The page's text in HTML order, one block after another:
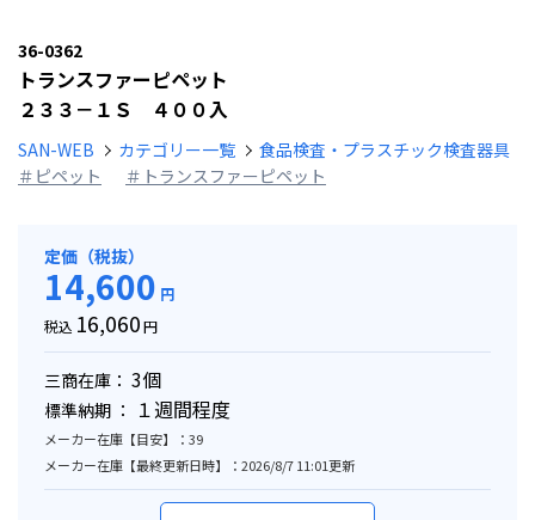
36-0362
トランスファーピペット
２３３－１Ｓ ４００入
SAN-WEB カテゴリー一覧
食品検査・プラスチック検査器具
＃ピペット
＃トランスファーピペット
定価（税抜）
14,600 円
税込 16,060円
三商在庫： 3個
標準納期 ： １週間程度
メーカー在庫【目安】：39
メーカー在庫【最終更新日時】：2026/8/7 11:01更新